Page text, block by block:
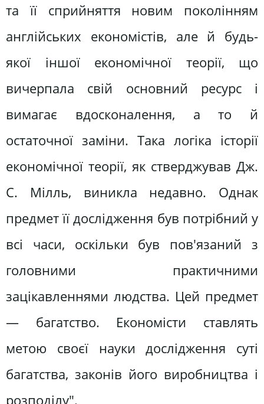
та її сприйняття новим поколінням
англійських економістів, але й будь-
якої іншої економічної теорії, що
вичерпала свій основний ресурс і
вимагає вдосконалення, а то й
остаточної заміни. Така логіка історії
економічної теорії, як стверджував Дж.
С. Мілль, виникла недавно. Однак
предмет її дослідження був потрібний у
всі часи, оскільки був пов'язаний з
головними практичними
зацікавленнями людства. Цей предмет
— багатство. Економісти ставлять
метою своєї науки дослідження суті
багатства, законів його виробництва і
розподілу".